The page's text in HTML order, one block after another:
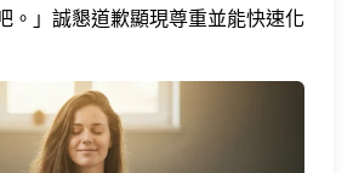
。」誠懇道歉顯現尊重並能快速化